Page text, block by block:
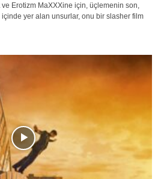
Erotizm MaXXXine için, üçlemenin son,
yer alan unsurlar, onu bir slasher film